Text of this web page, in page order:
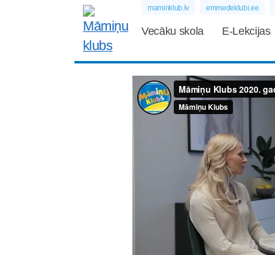
maminklub.lv emmedeklubi.ee
Vecāku skola E-Lekcijas